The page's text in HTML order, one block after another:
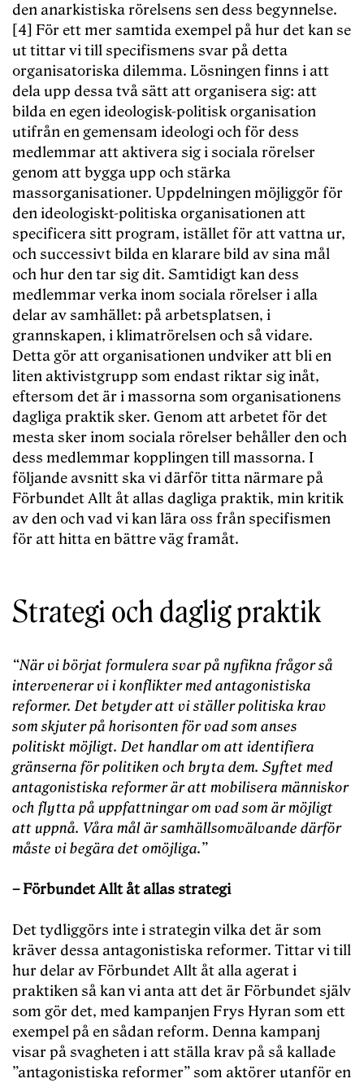
den anarkistiska rörelsens sen dess begynnelse.
[4] För ett mer samtida exempel på hur det kan se
ut tittar vi till specifismens svar på detta
organisatoriska dilemma. Lösningen finns i att
dela upp dessa två sätt att organisera sig: att
bilda en egen ideologisk-politisk organisation
utifrån en gemensam ideologi och för dess
medlemmar att aktivera sig i sociala rörelser
genom att bygga upp och stärka
massorganisationer. Uppdelningen möjliggör för
den ideologiskt-politiska organisationen att
specificera sitt program, istället för att vattna ur,
och successivt bilda en klarare bild av sina mål
och hur den tar sig dit. Samtidigt kan dess
medlemmar verka inom sociala rörelser i alla
delar av samhället: på arbetsplatsen, i
grannskapen, i klimatrörelsen och så vidare.
Detta gör att organisationen undviker att bli en
liten aktivistgrupp som endast riktar sig inåt,
eftersom det är i massorna som organisationens
dagliga praktik sker. Genom att arbetet för det
mesta sker inom sociala rörelser behåller den och
dess medlemmar kopplingen till massorna. I
följande avsnitt ska vi därför titta närmare på
Förbundet Allt åt allas dagliga praktik, min kritik
av den och vad vi kan lära oss från specifismen
för att hitta en bättre väg framåt.
Strategi och daglig praktik
“När vi börjat formulera svar på nyfikna frågor så
intervenerar vi i konflikter med antagonistiska
reformer. Det betyder att vi ställer politiska krav
som skjuter på horisonten för vad som anses
politiskt möjligt. Det handlar om att identifiera
gränserna för politiken och bryta dem. Syftet med
antagonistiska reformer är att mobilisera människor
och flytta på uppfattningar om vad som är möjligt
att uppnå. Våra mål är samhällsomvälvande därför
måste vi begära det omöjliga.”
– Förbundet Allt åt allas strategi
Det tydliggörs inte i strategin vilka det är som
kräver dessa antagonistiska reformer. Tittar vi till
hur delar av Förbundet Allt åt alla agerat i
praktiken så kan vi anta att det är Förbundet själv
som gör det, med kampanjen Frys Hyran som ett
exempel på en sådan reform. Denna kampanj
visar på svagheten i att ställa krav på så kallade
”antagonistiska reformer” som aktörer utanför en